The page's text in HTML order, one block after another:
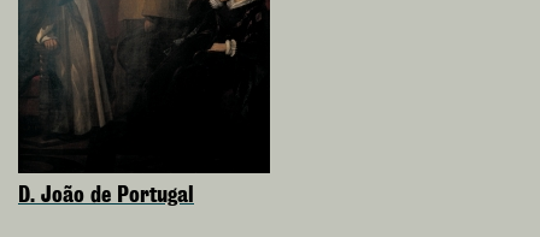
D. João de Portugal